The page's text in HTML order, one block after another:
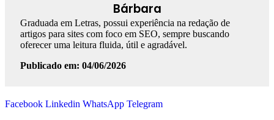
Bárbara
Graduada em Letras, possui experiência na redação de
artigos para sites com foco em SEO, sempre buscando
oferecer uma leitura fluida, útil e agradável.
Publicado em: 04/06/2026
Facebook Linkedin WhatsApp Telegram